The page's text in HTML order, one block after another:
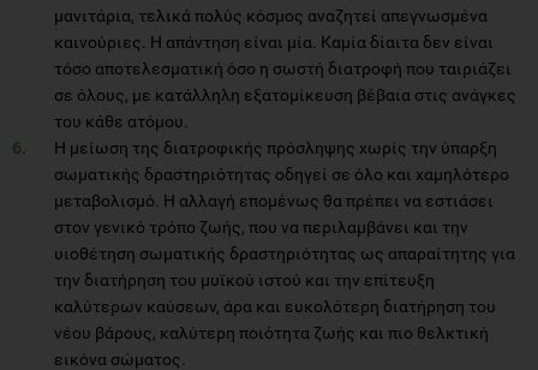
μανιτάρια, τελικά πολύς κόσμος αναζητεί απεγνωσμένα
καινούριες. Η απάντηση είναι μία. Καμία δίαιτα δεν είναι
τόσο αποτελεσματική όσο η σωστή διατροφή που ταιριάζει
σε όλους, με κατάλληλη εξατομίκευση βέβαια στις ανάγκες
του κάθε ατόμου.
Η μείωση της διατροφικής πρόσληψης χωρίς την ύπαρξη
σωματικής δραστηριότητας οδηγεί σε όλο και χαμηλότερο
μεταβολισμό. Η αλλαγή επομένως θα πρέπει να εστιάσει
στον γενικό τρόπο ζωής, που να περιλαμβάνει και την
υιοθέτηση σωματικής δραστηριότητας ως απαραίτητης για
την διατήρηση του μυϊκού ιστού και την επίτευξη
καλύτερων καύσεων, άρα και ευκολότερη διατήρηση του
νέου βάρους, καλύτερη ποιότητα ζωής και πιο θελκτική
εικόνα σώματος.